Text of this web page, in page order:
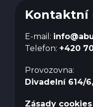
Kontaktní
E-mail:
Telefon: +420
Provozovna:
Divadelní 614/
Zásady cookies